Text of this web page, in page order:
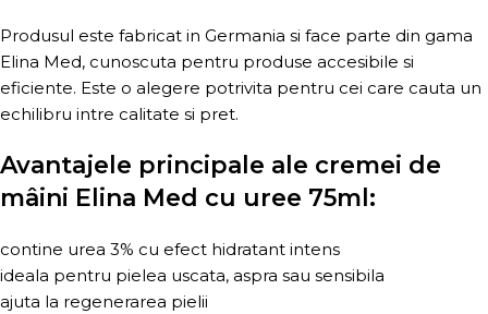
Produsul este fabricat in Germania si face parte din gama
Elina Med, cunoscuta pentru produse accesibile si
eficiente. Este o alegere potrivita pentru cei care cauta un
echilibru intre calitate si pret.
Avantajele principale ale cremei de
mâini Elina Med cu uree 75ml:
contine urea 3% cu efect hidratant intens
ideala pentru pielea uscata, aspra sau sensibila
ajuta la regenerarea pielii